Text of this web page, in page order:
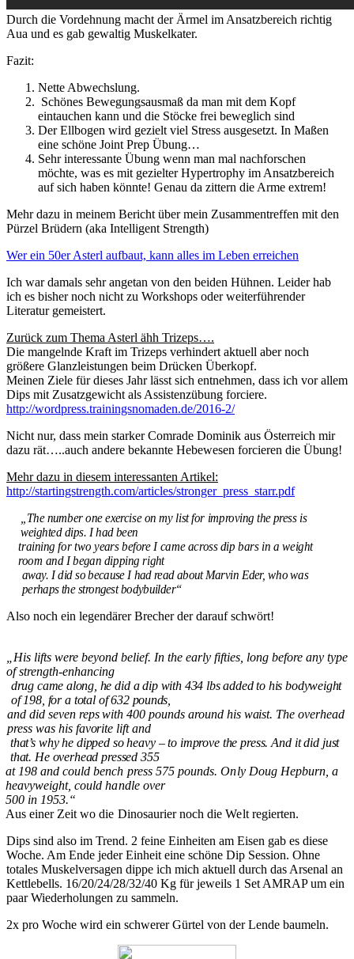
Durch die Vordehnung macht der Ärmel im Ansatzbereich richtig
Aua und es gab gewaltig Muskelkater.
Fazit:
Nette Abwechslung.
Schönes Bewegungsausmaß da man mit dem Kopf
eintauchen kann und die Stöcke frei beweglich sind
Der Ellbogen wird gezielt viel Stress ausgesetzt. In Maßen
eine schöne Joint Prep Übung…
Sehr interessante Übung wenn man mal nachforschen
möchte, was es mit gezielter Hypertrophy im Ansatzbereich
auf sich haben könnte! Genau da zittern die Arme extrem!
Mehr dazu in meinem Bericht über mein Zusammentreffen mit den
Pürzel Brüdern (aka Intelligent Strength)
Wer ein 50er Asterl aufbaut, kann alles im Leben erreichen
Ich war damals sehr angetan von den beiden Hühnen. Leider hab
ich es bisher noch nicht zu Workshops oder weiterführender
Literatur gemeistert.
Zurück zum Thema Asterl ähh Trizeps….
Die mangelnde Kraft im Trizeps verhindert aktuell aber noch
größere Glanzleistungen beim Drücken Überkopf.
Meinen Ziele für dieses Jahr lässt sich entnehmen, dass ich vor allem
Dips mit Zusatzgewicht als Assistenzübung forciere.
http://wordpress.trainingsnomaden.de/2016-2/
Nicht nur, dass mein starker Comrade Dominik aus Österreich mir
dazu rät…..auch andere bekannte Hebewesen forcieren die Übung!
Mehr dazu in diesem interessanten Artikel:
http://startingstrength.com/articles/stronger_press_starr.pdf
„The number one exercise on my list for improving the press is
weighted dips. I had been
training for two years before I came across dip bars in a weight
room and I began dipping right
away. I did so because I had read about Marvin Eder, who was
perhaps the strongest bodybuilder“
Also noch ein legendärer Brecher der darauf schwört!
„His lifts were beyond belief. In the early fifties, long before any type
of strength-enhancing
drug came along, he did a dip with 434 lbs added to his bodyweight
of 198, for a total of 632 pounds,
and did seven reps with 400 pounds around his waist. The overhead
press was his favorite lift and
that’s why he dipped so heavy – to improve the press. And it did just
that. He overhead pressed 355
at 198 and could bench press 575 pounds. Only Doug Hepburn, a
heavyweight, could handle over
500 in 1953.“
Aus einer Zeit wo die Dinosaurier noch die Welt regierten.
Dips sind also im Trend. 2 feine Einheiten am Eisen gab es diese
Woche. Am Ende jeder Einheit eine schöne Dip Session. Ohne
totales Muskelversagen dippe ich mich aktuell durch das Arsenal an
Kettlebells. 16/20/24/28/32/40 Kg für jeweils 1 Set AMRAP um ein
paar Wiederholungen zu sammeln.
2x pro Woche wird ein schwerer Gürtel von der Lende baumeln.